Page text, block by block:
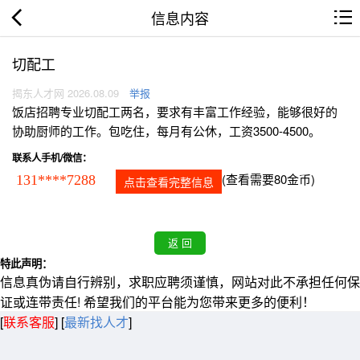
信息内容
切配工
揭东人才网 2026.08.09 举报
饭店招聘专业切配工两名，要求有丰富工作经验，能够很好的
协助厨师的工作。包吃住，每月有公休，工资3500-4500。
联系人手机/微信：
131****7288 点击查看完整信息 (查看需要80金币)
特此声明：
信息真伪请自行辨别，求职应聘须谨慎，网站对此不承担任何保
证或连带责任! 希望我们的平台能为您带来更多的便利！
[联系客服] [最新找人才]